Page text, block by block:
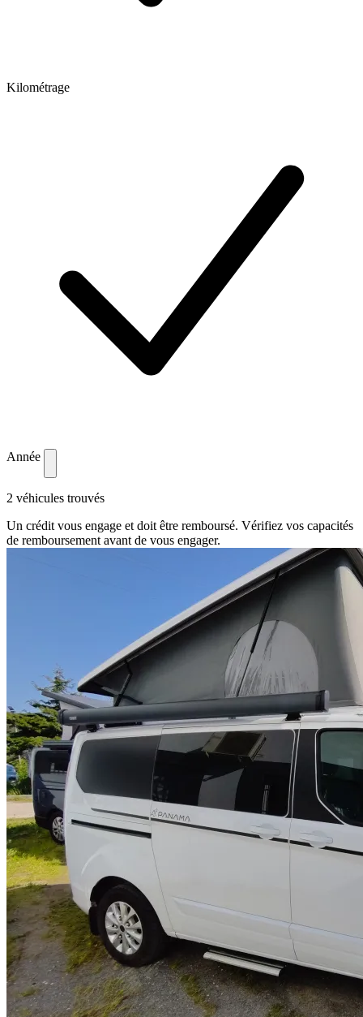
Kilométrage
Année
2 véhicules trouvés
Un crédit vous engage et doit être remboursé. Vérifiez vos capacités
de remboursement avant de vous engager.